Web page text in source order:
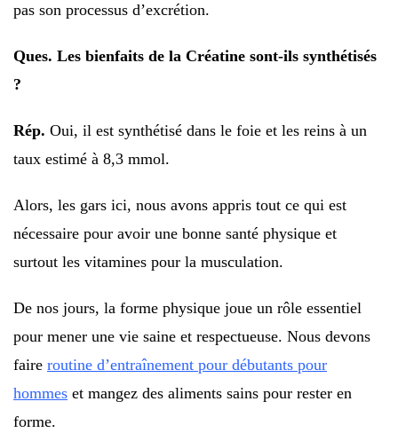
pas son processus d’excrétion.
Ques. Les bienfaits de la Créatine sont-ils synthétisés
?
Rép. Oui, il est synthétisé dans le foie et les reins à un
taux estimé à 8,3 mmol.
Alors, les gars ici, nous avons appris tout ce qui est
nécessaire pour avoir une bonne santé physique et
surtout les vitamines pour la musculation.
De nos jours, la forme physique joue un rôle essentiel
pour mener une vie saine et respectueuse. Nous devons
faire routine d’entraînement pour débutants pour
hommes et mangez des aliments sains pour rester en
forme.